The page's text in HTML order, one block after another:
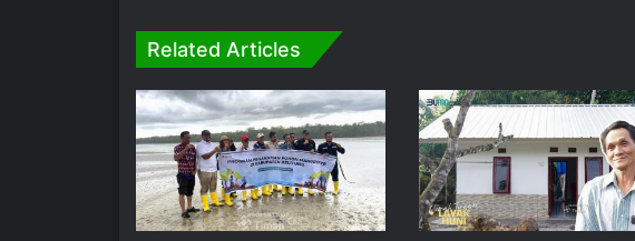
Related Articles